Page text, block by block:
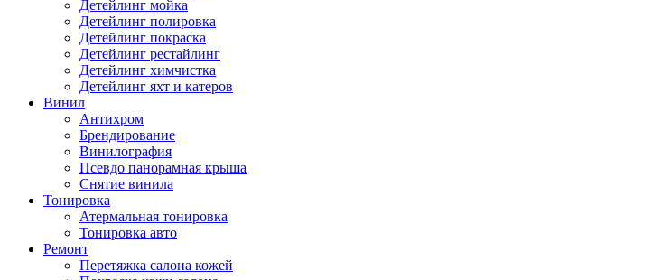
Детейлинг мойка
Детейлинг полировка
Детейлинг покраска
Детейлинг рестайлинг
Детейлинг химчистка
Детейлинг яхт и катеров
Винил
Антихром
Брендирование
Винилография
Псевдо панорамная крыша
Снятие винила
Тонировка
Атермальная тонировка
Тонировка авто
Ремонт
Перетяжка салона кожей